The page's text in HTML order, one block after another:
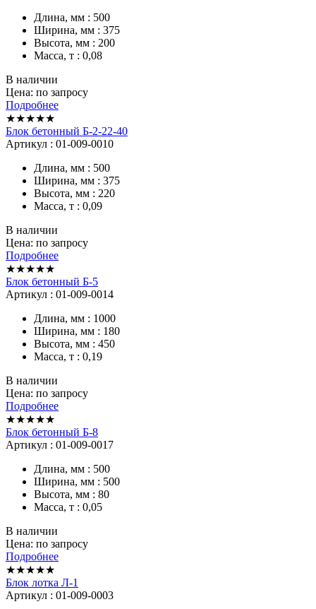
Длина, мм : 500
Ширина, мм : 375
Высота, мм : 200
Масса, т : 0,08
В наличии
Цена: по запросу
Подробнее
★★★★★
Блок бетонный Б-2-22-40
Артикул : 01-009-0010
Длина, мм : 500
Ширина, мм : 375
Высота, мм : 220
Масса, т : 0,09
В наличии
Цена: по запросу
Подробнее
★★★★★
Блок бетонный Б-5
Артикул : 01-009-0014
Длина, мм : 1000
Ширина, мм : 180
Высота, мм : 450
Масса, т : 0,19
В наличии
Цена: по запросу
Подробнее
★★★★★
Блок бетонный Б-8
Артикул : 01-009-0017
Длина, мм : 500
Ширина, мм : 500
Высота, мм : 80
Масса, т : 0,05
В наличии
Цена: по запросу
Подробнее
★★★★★
Блок лотка Л-1
Артикул : 01-009-0003